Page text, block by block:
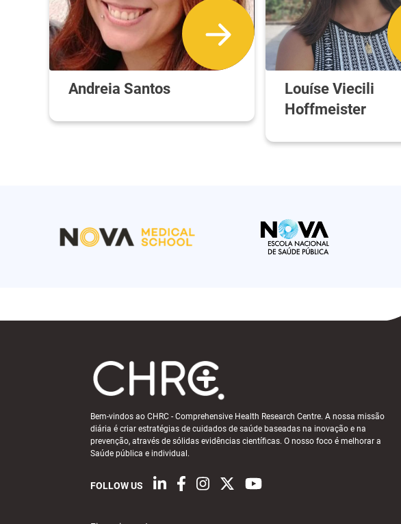
Andreia Santos
Louíse Viecili
Hoffmeister
Bem-vindos ao CHRC - Comprehensive Health Research Centre. A nossa missão
diária é criar estratégias de cuidados de saúde baseadas na inovação e na
prevenção, através de sólidas evidências científicas. O nosso foco é melhorar a
Saúde pública e individual.
FOLLOW US